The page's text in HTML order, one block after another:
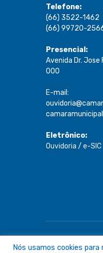
Telefone:
(66) 3522-1462
(66) 99720-
Presencial:
Avenida Dr. Jose
000
E-mail:
Eletrônico:
Ouvidoria / e-SIC
Nós usamos cookies